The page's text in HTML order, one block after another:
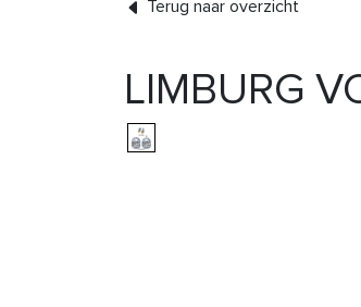
Terug naar overzicht
LIMBURG